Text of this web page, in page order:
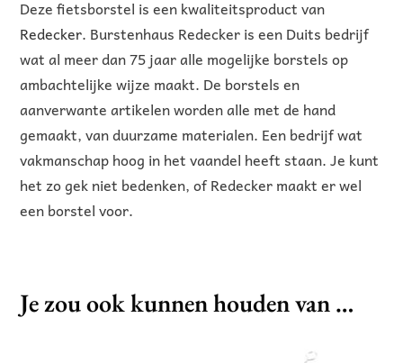
Deze fietsborstel is een kwaliteitsproduct van
Redecker. Burstenhaus Redecker is een Duits bedrijf
wat al meer dan 75 jaar alle mogelijke borstels op
ambachtelijke wijze maakt. De borstels en
aanverwante artikelen worden alle met de hand
gemaakt, van duurzame materialen. Een bedrijf wat
vakmanschap hoog in het vaandel heeft staan. Je kunt
het zo gek niet bedenken, of Redecker maakt er wel
een borstel voor.
Je zou ook kunnen houden van …